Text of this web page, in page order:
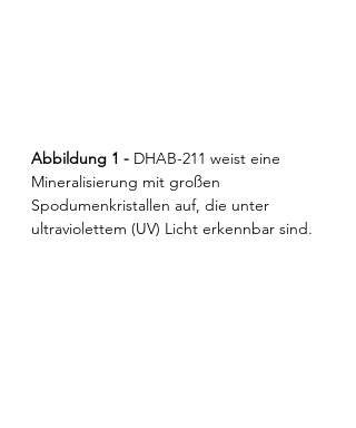
Abbildung 1 - DHAB-211 weist eine
Mineralisierung mit großen
Spodumenkristallen auf, die unter
ultraviolettem (UV) Licht erkennbar sind.